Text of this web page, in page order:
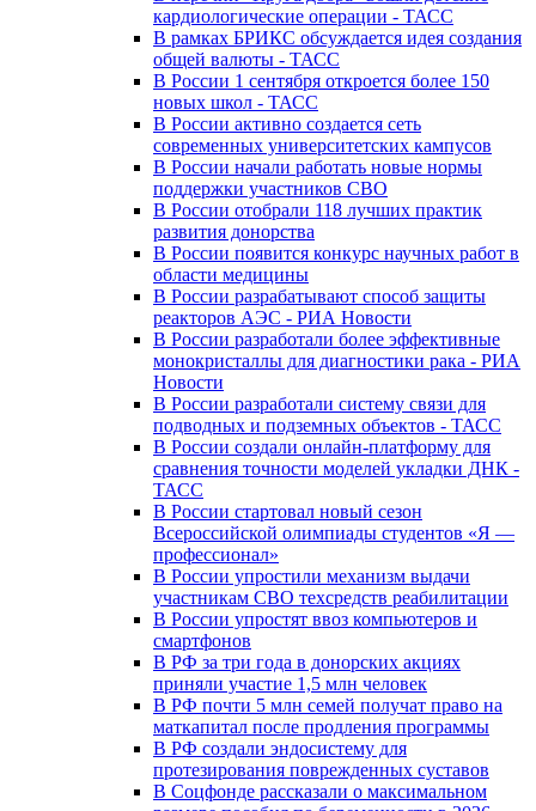
кардиологические операции - ТАСС
В рамках БРИКС обсуждается идея создания
общей валюты - ТАСС
В России 1 сентября откроется более 150
новых школ - ТАСС
В России активно создается сеть
современных университетских кампусов
В России начали работать новые нормы
поддержки участников СВО
В России отобрали 118 лучших практик
развития донорства
В России появится конкурс научных работ в
области медицины
В России разрабатывают способ защиты
реакторов АЭС - РИА Новости
В России разработали более эффективные
монокристаллы для диагностики рака - РИА
Новости
В России разработали систему связи для
подводных и подземных объектов - ТАСС
В России создали онлайн-платформу для
сравнения точности моделей укладки ДНК -
ТАСС
В России стартовал новый сезон
Всероссийской олимпиады студентов «Я —
профессионал»
В России упростили механизм выдачи
участникам СВО техсредств реабилитации
В России упростят ввоз компьютеров и
смартфонов
В РФ за три года в донорских акциях
приняли участие 1,5 млн человек
В РФ почти 5 млн семей получат право на
маткапитал после продления программы
В РФ создали эндосистему для
протезирования поврежденных суставов
В Соцфонде рассказали о максимальном